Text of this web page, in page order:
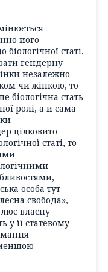
його
статі,
гендерну
незалежно
чи жінкою, то
біологічна стать
ролі, а й сама
цілковито
статі, то
особа тут
свобода»,
власну
у її статевому